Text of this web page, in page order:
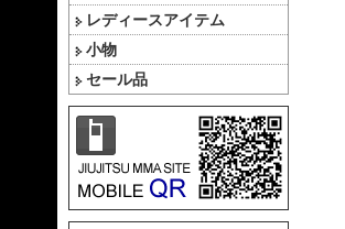
レディースアイテム
小物
セール品